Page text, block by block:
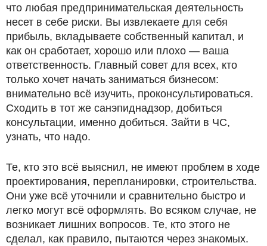
что любая предпринимательская деятельность
несет в себе риски. Вы извлекаете для себя
прибыль, вкладываете собственный капитал, и
как он сработает, хорошо или плохо — ваша
ответственность. Главный совет для всех, кто
только хочет начать заниматься бизнесом:
внимательно всё изучить, проконсультироваться.
Сходить в тот же санэпиднадзор, добиться
консультации, именно добиться. Зайти в ЧС,
узнать, что надо.
Те, кто это всё выяснил, не имеют проблем в ходе
проектирования, перепланировки, строительства.
Они уже всё уточнили и сравнительно быстро и
легко могут всё оформлять. Во всяком случае, не
возникает лишних вопросов. Те, кто этого не
сделал, как правило, пытаются через знакомых.